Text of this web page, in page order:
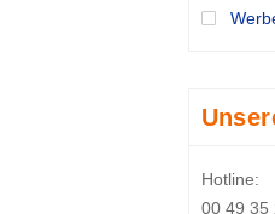
Hotline:
00 49 35